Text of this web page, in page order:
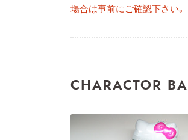
場合は事前にご確認下さい。
CHARACTOR